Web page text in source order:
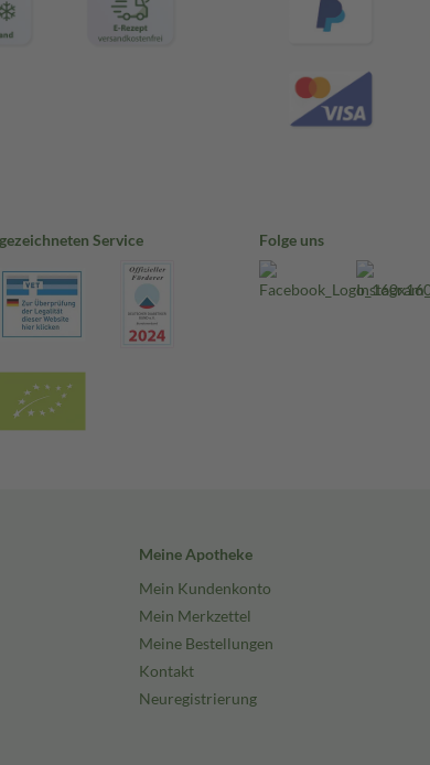
Service Folge uns
Meine Apotheke
Mein Kundenkonto
Mein Merkzettel
Meine Bestellungen
Kontakt
Neuregistrierung